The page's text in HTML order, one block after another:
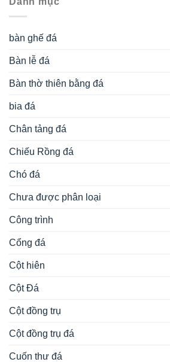
bàn ghế đá
Bàn lễ đá
Bàn thờ thiên bằng đá
bia đá
Chân tảng đá
Chiếu Rồng đá
Chó đá
Chưa được phân loại
Công trình
Cổng đá
Cột hiên
Cột Đá
Cột đồng trụ
Cột đồng trụ đá
Cuốn thư đá